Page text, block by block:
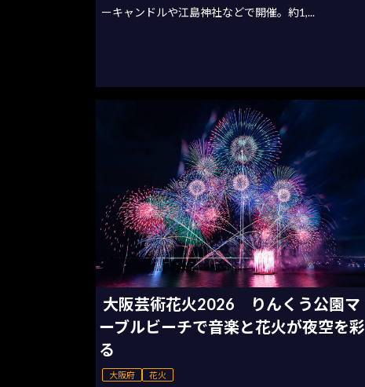
ーキャンドルや江島神社などで開催。約1,...
大阪芸術花火2026 りんくう公園マ
ーブルビーチで音楽と花火が夜空を彩
る
大阪府 花火